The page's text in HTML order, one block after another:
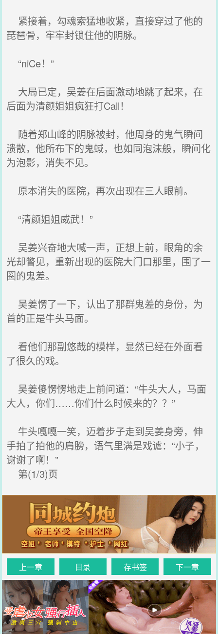
紧接着，勾魂索猛地收紧，直接穿过了他的
琵琶骨，牢牢封锁住他的阴脉。
“niCe！”
大局已定，吴姜在后面激动地跳了起来，在
后面为清颜姐姐疯狂打Call！
随着郑山峰的阴脉被封，他周身的鬼气瞬间
溃散，他所布下的鬼蜮，也如同泡沫般，瞬间化
为泡影，消失不见。
原本消失的医院，再次出现在三人眼前。
“清颜姐姐威武！”
吴姜兴奋地大喊一声，正想上前，眼角的余
光却瞥见，重新出现的医院大门口那里，围了一
圈的鬼差。
吴姜愣了一下，认出了那群鬼差的身份，为
首的正是牛头马面。
看他们那副悠哉的模样，显然已经在外面看
了很久的戏。
吴姜傻愣愣地走上前问道：“牛头大人，马面
大人，你们……你们什么时候来的？？”
牛头嘎嘎一笑，迈着步子走到吴姜身旁，伸
手拍了拍他的肩膀，语气里满是戏谑：“小子，
谢谢了啊！”
第(1/3)页
上一章 目录 存书签 下一章